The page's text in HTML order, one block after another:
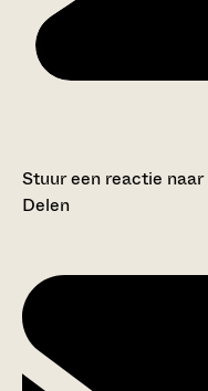
Stuur een reactie
Delen